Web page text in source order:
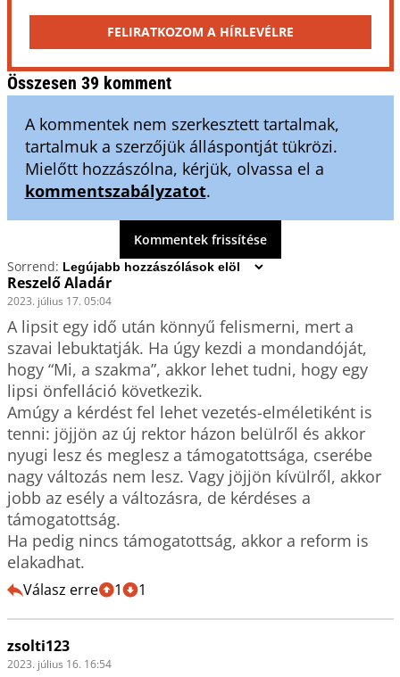
FELIRATKOZOM A HÍRLEVÉLRE
Összesen 39 komment
A kommentek nem szerkesztett tartalmak,
tartalmuk a szerzőjük álláspontját tükrözi.
Mielőtt hozzászólna, kérjük, olvassa el a
kommentszabályzatot.
Kommentek frissítése
Sorrend:
Reszelő Aladár
2023. július 17. 05:04
A lipsit egy idő után könnyű felismerni, mert a
szavai lebuktatják. Ha úgy kezdi a mondandóját,
hogy “Mi, a szakma”, akkor lehet tudni, hogy egy
lipsi önfelláció következik.
Amúgy a kérdést fel lehet vezetés-elméletiként is
tenni: jöjjön az új rektor házon belülről és akkor
nyugi lesz és meglesz a támogatottsága, cserébe
nagy változás nem lesz. Vagy jöjjön kívülről, akkor
jobb az esély a változásra, de kérdéses a
támogatottság.
Ha pedig nincs támogatottság, akkor a reform is
elakadhat.
Válasz erre 1 1
zsolti123
2023. július 16. 16:54